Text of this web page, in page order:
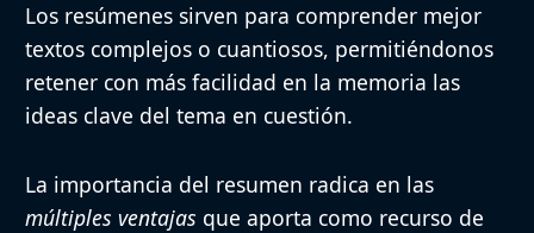
Los resúmenes sirven para comprender mejor
textos complejos o cuantiosos, permitiéndonos
retener con más facilidad en la memoria las
ideas clave del tema en cuestión.
La importancia del resumen radica en las
múltiples ventajas que aporta como recurso de